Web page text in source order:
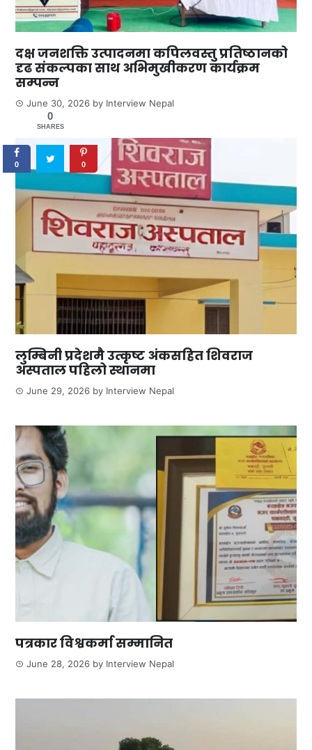
दक्ष जनशक्ति उत्पादनमा कपिलवस्तु प्रतिष्ठानको
दृढ संकल्पका साथ अभिमुखीकरण कार्यक्रम
सम्पन्न
June 30, 2026 by Interview Nepal
लुम्बिनी प्रदेशमै उत्कृष्ट अंकसहित शिवराज
अस्पताल पहिलो स्थानमा
June 29, 2026 by Interview Nepal
पत्रकार विश्वकर्मा सम्मानित
June 28, 2026 by Interview Nepal
0
SHARES
0 0